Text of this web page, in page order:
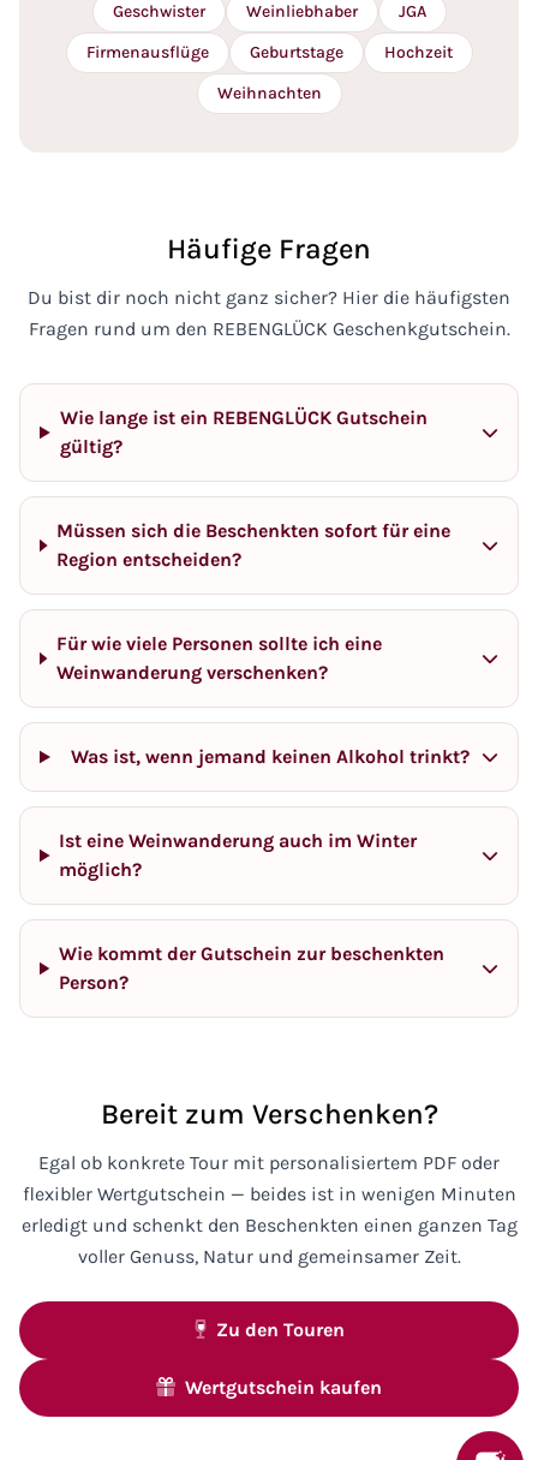
Geschwister
Weinliebhaber
JGA
Firmenausflüge
Geburtstage
Hochzeit
Weihnachten
Häufige Fragen
Du bist dir noch nicht ganz sicher? Hier die häufigsten
Fragen rund um den REBENGLÜCK Geschenkgutschein.
Wie lange ist ein REBENGLÜCK Gutschein
gültig?
Müssen sich die Beschenkten sofort für eine
Region entscheiden?
Für wie viele Personen sollte ich eine
Weinwanderung verschenken?
Was ist, wenn jemand keinen Alkohol trinkt?
Ist eine Weinwanderung auch im Winter
möglich?
Wie kommt der Gutschein zur beschenkten
Person?
Bereit zum Verschenken?
Egal ob konkrete Tour mit personalisiertem PDF oder
flexibler Wertgutschein — beides ist in wenigen Minuten
erledigt und schenkt den Beschenkten einen ganzen Tag
voller Genuss, Natur und gemeinsamer Zeit.
Zu den Touren
Wertgutschein kaufen